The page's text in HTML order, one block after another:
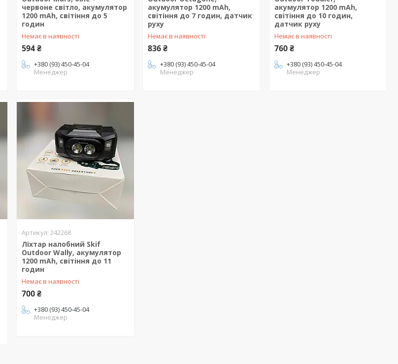
червоне світло, акумулятор
1200 mAh, світіння до 5
годин
Немає в наявності
594 ₴
+380 (93) 450-45-04
Менеджер
акумулятор 1200 mAh,
світіння до 7 годин, датчик
руху
Немає в наявності
836 ₴
+380 (93) 450-45-04
Менеджер
акумулятор 1200 mAh,
світіння до 10 годин,
датчик руху
Немає в наявності
760 ₴
+380 (93) 450-45-04
Менеджер
242268
Ліхтар налобний Skif
Outdoor Wally, акумулятор
1200 mAh, світіння до 11
годин
Немає в наявності
700 ₴
+380 (93) 450-45-04
Менеджер